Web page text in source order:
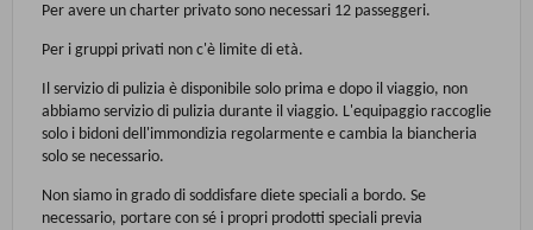
Per avere un charter privato sono necessari 12 passeggeri.
Per i gruppi privati non c'è limite di età.
Il servizio di pulizia è disponibile solo prima e dopo il viaggio, non
abbiamo servizio di pulizia durante il viaggio. L'equipaggio raccoglie
solo i bidoni dell'immondizia regolarmente e cambia la biancheria
solo se necessario.
Non siamo in grado di soddisfare diete speciali a bordo. Se
necessario, portare con sé i propri prodotti speciali previa